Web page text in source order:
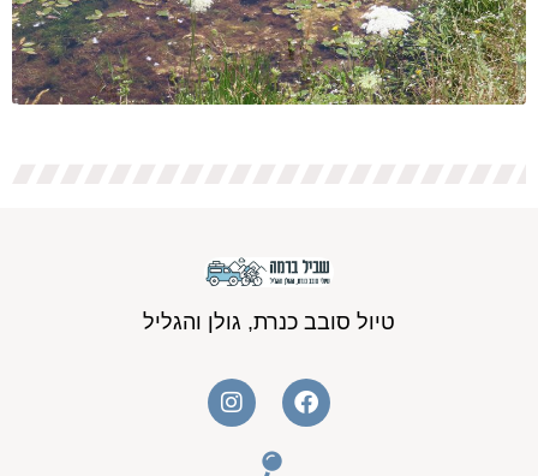
טיול סובב כנרת, גולן והגליל